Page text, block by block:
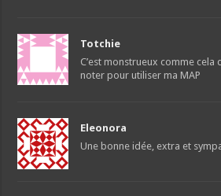
Totchie
C’est monstrueux comme cela
noter pour utiliser ma MAP
Eleonora
Une bonne idée, extra et